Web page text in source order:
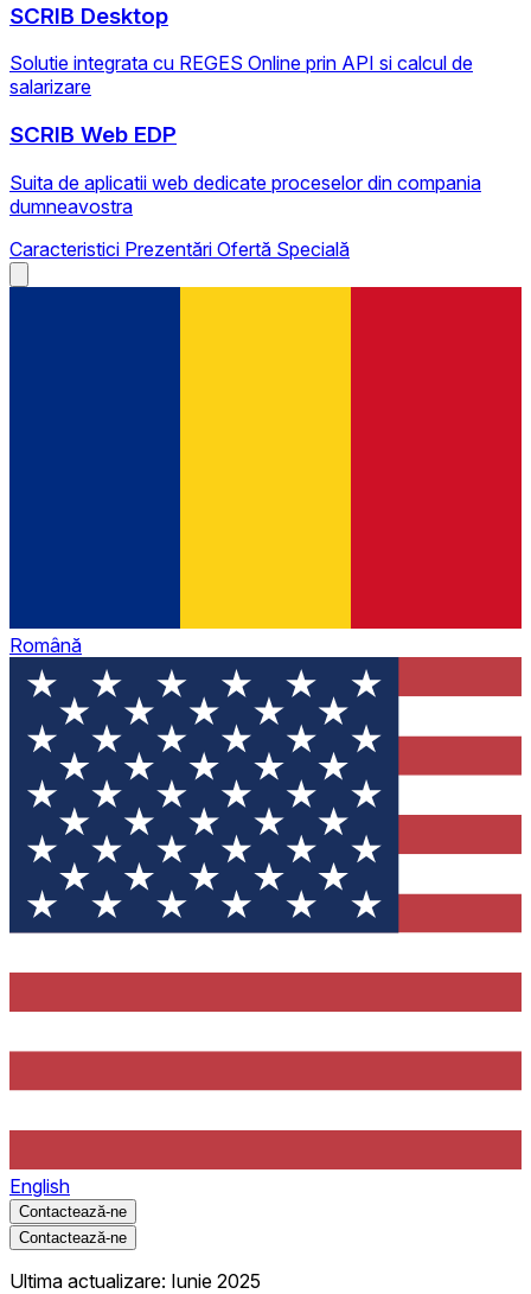
SCRIB Desktop
Solutie integrata cu REGES Online prin API si calcul de
salarizare
SCRIB Web EDP
Suita de aplicatii web dedicate proceselor din compania
dumneavostra
Caracteristici Prezentări Ofertă Specială
Română
English
Contactează-ne
Contactează-ne
Ultima actualizare: Iunie 2025